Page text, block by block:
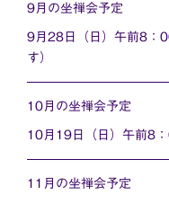
9月の坐禅会予定
9月28日（日）午前8：
す）
10月の坐禅会予定
10月19日（日）午前8
11月の坐禅会予定